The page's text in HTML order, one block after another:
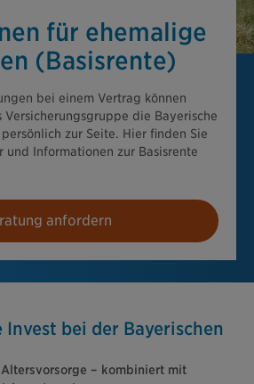
für ehemalige
(Basisrente)
bei einem Vertrag können
die Bayerische
zur Seite. Hier finden Sie
und Informationen zur Basisrente
anfordern
Invest bei der Bayerischen
– kombiniert mit